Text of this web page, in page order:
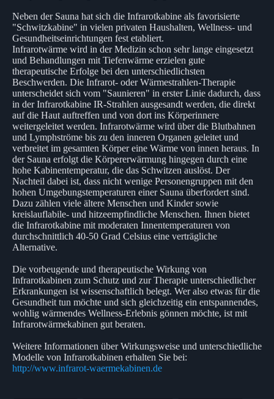
Neben der Sauna hat sich die Infrarotkabine als favorisierte
"Schwitzkabine" in vielen privaten Haushalten, Wellness- und
Gesundheitseinrichtungen fest etabliert.
Infrarotwärme wird in der Medizin schon sehr lange eingesetzt
und Behandlungen mit Tiefenwärme erzielen gute
therapeutische Erfolge bei den unterschiedlichsten
Beschwerden. Die Infrarot- oder Wärmestrahlen-Therapie
unterscheidet sich vom "Saunieren" in erster Linie dadurch, dass
in der Infrarotkabine IR-Strahlen ausgesandt werden, die direkt
auf die Haut auftreffen und von dort ins Körperinnere
weitergeleitet werden. Infrarotwärme wird über die Blutbahnen
und Lymphströme bis zu den inneren Organen geleitet und
verbreitet im gesamten Körper eine Wärme von innen heraus. In
der Sauna erfolgt die Körpererwärmung hingegen durch eine
hohe Kabinentemperatur, die das Schwitzen auslöst. Der
Nachteil dabei ist, dass nicht wenige Personengruppen mit den
hohen Umgebungstemperaturen einer Sauna überfordert sind.
Dazu zählen viele ältere Menschen und Kinder sowie
kreislauflabile- und hitzeempfindliche Menschen. Ihnen bietet
die Infrarotkabine mit moderaten Innentemperaturen von
durchschnittlich 40-50 Grad Celsius eine verträgliche
Alternative.
Die vorbeugende und therapeutische Wirkung von
Infrarotkabinen zum Schutz und zur Therapie unterschiedlicher
Erkrankungen ist wissenschaftlich belegt. Wer also etwas für die
Gesundheit tun möchte und sich gleichzeitig ein entspannendes,
wohlig wärmendes Wellness-Erlebnis gönnen möchte, ist mit
Infrarotwärmekabinen gut beraten.
Weitere Informationen über Wirkungsweise und unterschiedliche
Modelle von Infrarotkabinen erhalten Sie bei:
http://www.infrarot-waermekabinen.de